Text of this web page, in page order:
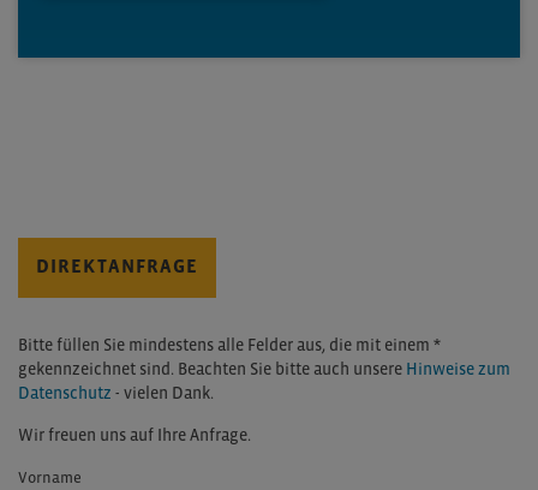
DIREKTANFRAGE
Bitte füllen Sie mindestens alle Felder aus, die mit einem *
gekennzeichnet sind. Beachten Sie bitte auch unsere Hinweise zum
Datenschutz - vielen Dank.
Wir freuen uns auf Ihre Anfrage.
Vorname